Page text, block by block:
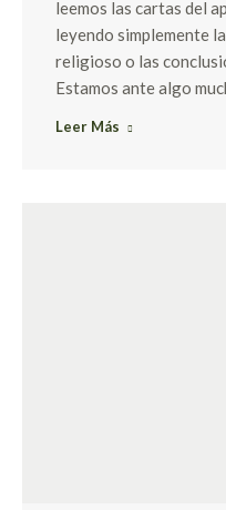
leemos las cartas del
leyendo simplemente
religioso o las
Estamos ante algo
Leer Más